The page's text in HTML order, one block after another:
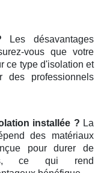
Les désavantages
vous que votre
ce type d'isolation et
des professionnels
installée ? La
des matériaux
pour durer de
ce qui rend